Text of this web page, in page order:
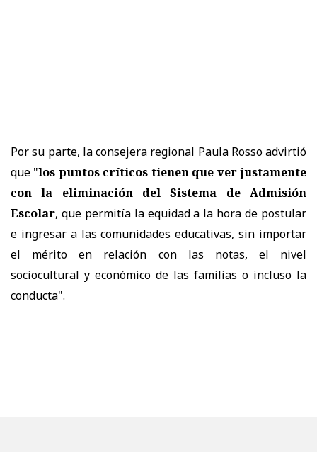
Por su parte, la consejera regional Paula Rosso advirtió
que "los puntos críticos tienen que ver justamente
con la eliminación del Sistema de Admisión
Escolar, que permitía la equidad a la hora de postular
e ingresar a las comunidades educativas, sin importar
el mérito en relación con las notas, el nivel
sociocultural y económico de las familias o incluso la
conducta".